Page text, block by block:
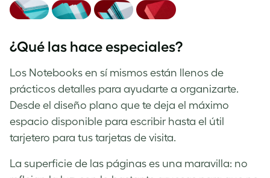
¿Qué las hace especiales?
Los Notebooks en sí mismos están llenos de
prácticos detalles para ayudarte a organizarte.
Desde el diseño plano que te deja el máximo
espacio disponible para escribir hasta el útil
tarjetero para tus tarjetas de visita.
La superficie de las páginas es una maravilla: no